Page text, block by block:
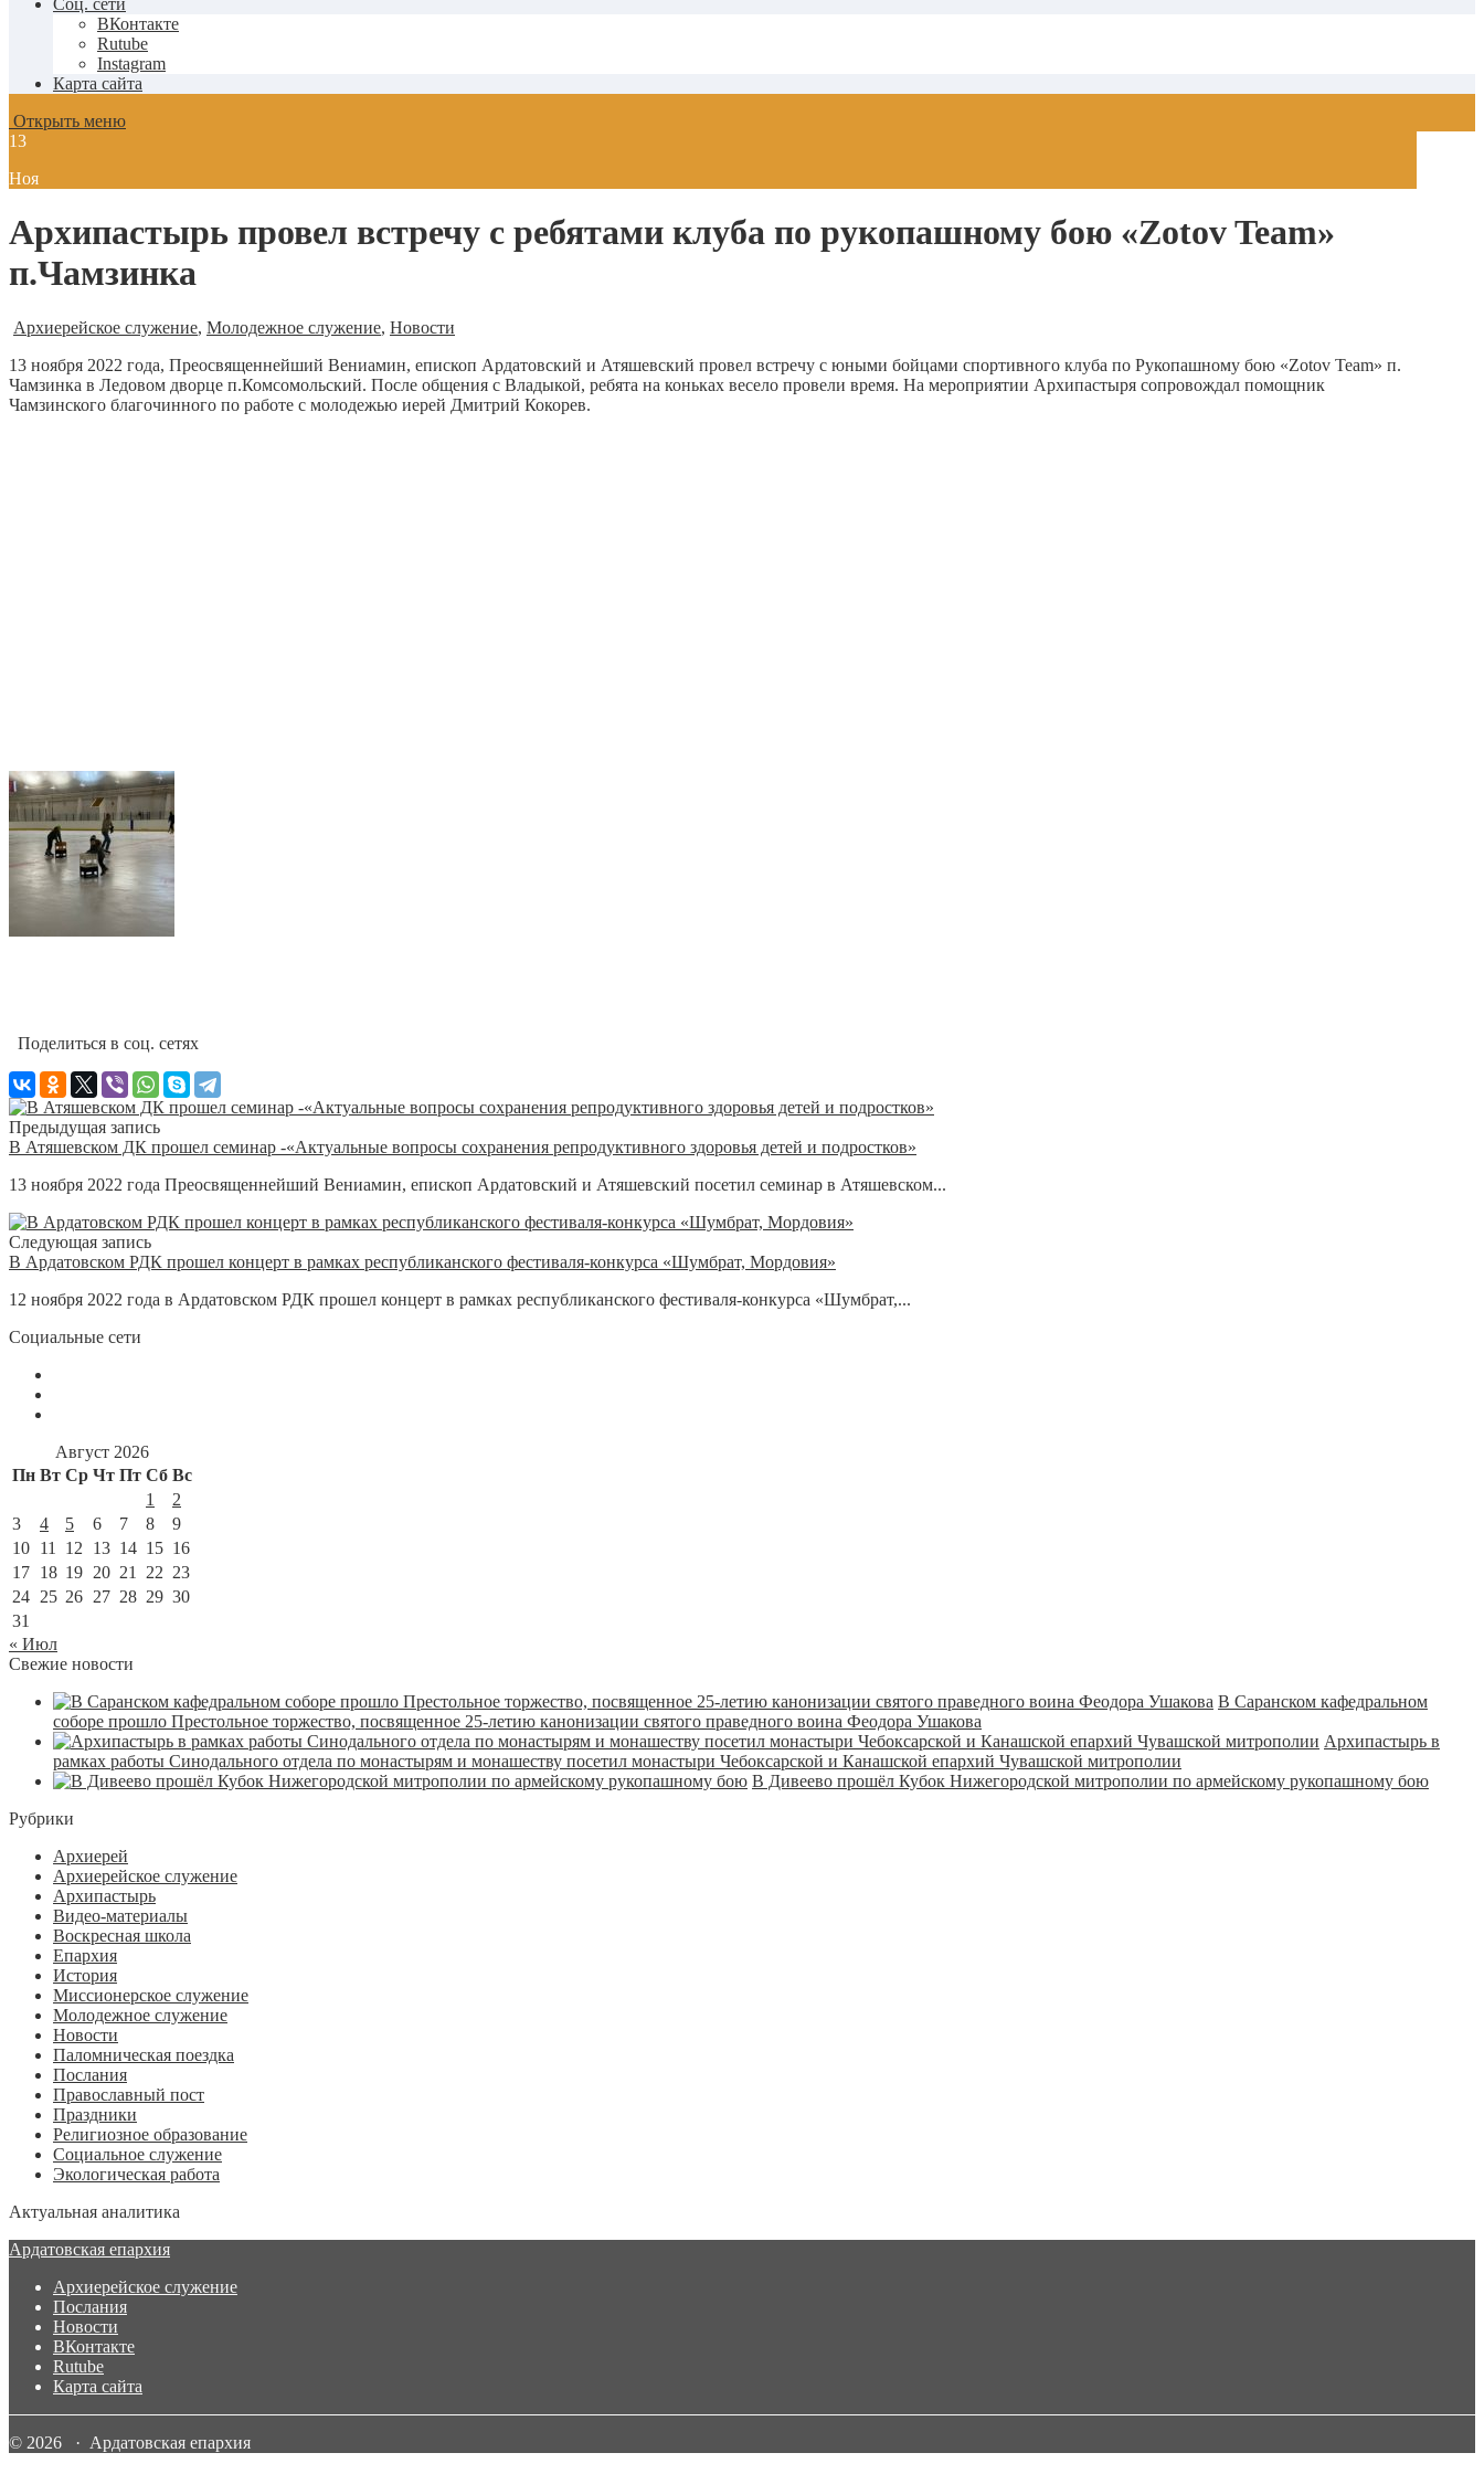
Соц. сети
ВКонтакте
Rutube
Instagram
Карта сайта
Открыть меню
13
Ноя
Архипастырь провел встречу с ребятами клуба по рукопашному бою «Zotov Team»
п.Чамзинка
Архиерейское служение, Молодежное служение, Новости
13 ноября 2022 года, Преосвященнейший Вениамин, епископ Ардатовский и Атяшевский провел встречу с юными бойцами спортивного клуба по Рукопашному бою «Zotov Team» п.
Чамзинка в Ледовом дворце п.Комсомольский. После общения с Владыкой, ребята на коньках весело провели время. На мероприятии Архипастыря сопровождал помощник
Чамзинского благочинного по работе с молодежью иерей Дмитрий Кокорев.
Поделиться в соц. сетях
Предыдущая запись
В Атяшевском ДК прошел семинар -«Актуальные вопросы сохранения репродуктивного здоровья детей и подростков»
13 ноября 2022 года Преосвященнейший Вениамин, епископ Ардатовский и Атяшевский посетил семинар в Атяшевском...
Следующая запись
В Ардатовском РДК прошел концерт в рамках республиканского фестиваля-конкурса «Шумбрат, Мордовия»
12 ноября 2022 года в Ардатовском РДК прошел концерт в рамках республиканского фестиваля-конкурса «Шумбрат,...
Социальные сети
Август 2026
Пн Вт Ср Чт Пт Сб Вс
1
2
3
4 5 6 7 8
9
10 11 12 13 14 15 16
17 18 19 20 21 22 23
24 25 26 27 28 29 30
31
« Июл
Свежие новости
В Саранском кафедральном
соборе прошло Престольное торжество, посвященное 25-летию канонизации святого праведного воина Феодора Ушакова
Архипастырь в
рамках работы Синодального отдела по монастырям и монашеству посетил монастыри Чебоксарской и Канашской епархий Чувашской митрополии
В Дивеево прошёл Кубок Нижегородской митрополии по армейскому рукопашному бою
Рубрики
Архиерей
Архиерейское служение
Архипастырь
Видео-материалы
Воскресная школа
Епархия
История
Миссионерское служение
Молодежное служение
Новости
Паломническая поездка
Послания
Православный пост
Праздники
Религиозное образование
Социальное служение
Экологическая работа
Актуальная аналитика
Ардатовская епархия
Архиерейское служение
Послания
Новости
ВКонтакте
Rutube
Карта сайта
© 2026 · Ардатовская епархия